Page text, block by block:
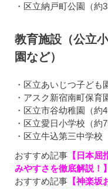
・区立納戸町公園（約
教育施設（公立
園など）
・区立あいじつ子ども
・アスク新宿南町保育
・区立市谷幼稚園（約
・区立愛日小学校（約
・区立牛込第三中学校
おすすめ記事 【日本
みやすさを徹底解説！】
おすすめ記事 【神楽